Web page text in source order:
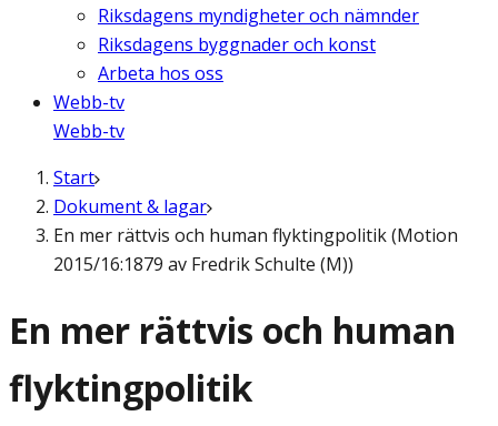
Riksdagens myndigheter och nämnder
Riksdagens byggnader och konst
Arbeta hos oss
Webb-tv
Webb-tv
Start
Dokument & lagar
En mer rättvis och human flyktingpolitik (Motion
2015/16:1879 av Fredrik Schulte (M))
En mer rättvis och human
flyktingpolitik